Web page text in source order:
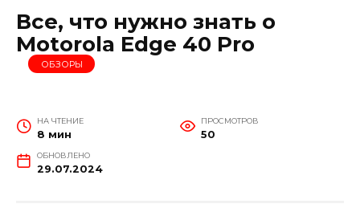
Все, что нужно знать о
Motorola Edge 40 Pro
ОБЗОРЫ
НА ЧТЕНИЕ
8 мин
ПРОСМОТРОВ
50
ОБНОВЛЕНО
29.07.2024